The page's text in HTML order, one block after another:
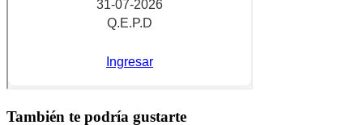
También te podría gustarte